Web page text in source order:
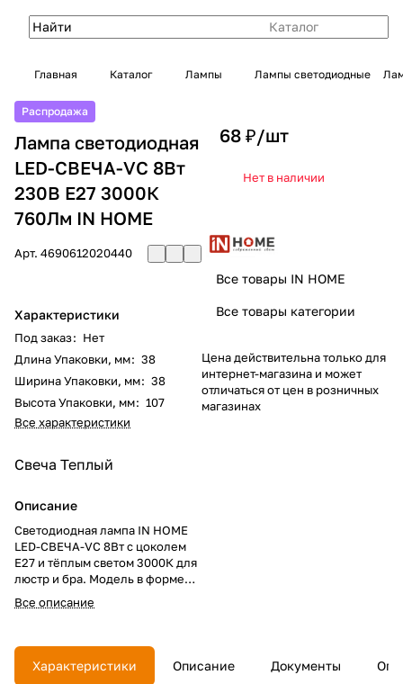
Каталог
Главная Каталог Лампы Лампы светодиодные
Распродажа
Лампа светодиодная
LED-СВЕЧА-VC 8Вт
230В Е27 3000К
760Лм IN HOME
Арт. 4690612020440
Характеристики
Под заказ: Нет
Длина Упаковки, мм: 38
Ширина Упаковки, мм: 38
Высота Упаковки, мм: 107
Все характеристики
Свеча Теплый
Описание
Светодиодная лампа IN HOME
LED-СВЕЧА-VC 8Вт с цоколем
Е27 и тёплым светом 3000К для
люстр и бра. Модель в форме
свечи с матовой колбой и
световым потоком 760 люмен.
Vision Care (без пульсаций),
класс энергоэффективности А+,
ресурс 30 000 часов, диапазон
Все описание
68 ₽/шт
Нет в наличии
Все товары IN HOME
Все товары категории
Цена действительна только для
интернет-магазина и может
отличаться от цен в розничных
магазинах
Характеристики Описание Документы